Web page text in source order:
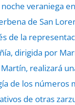
veraniega
de San
de la
dirigida por
realizará
de los números
de otras